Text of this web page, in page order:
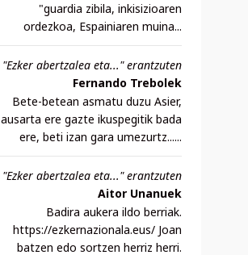
"guardia zibila, inkisizioaren
ordezkoa, Espainiaren muina...
"Ezker abertzalea eta..." erantzuten
Fernando Trebolek
Bete-betean asmatu duzu Asier,
ausarta ere gazte ikuspegitik bada
ere, beti izan gara umezurtz......
"Ezker abertzalea eta..." erantzuten
Aitor Unanuek
Badira aukera ildo berriak.
https://ezkernazionala.eus/ Joan
batzen edo sortzen herriz herri.